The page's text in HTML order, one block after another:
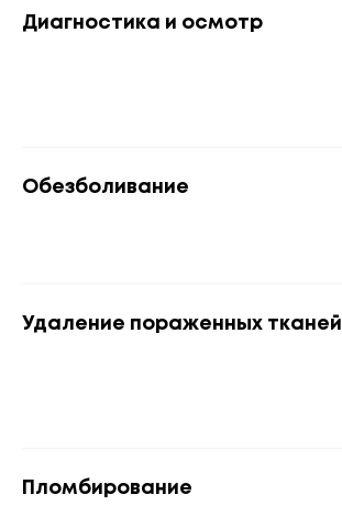
Диагностика и осмотр
Обезболивание
Удаление пораженных тканей
Пломбирование